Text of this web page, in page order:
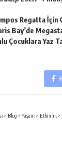
Regatta İçin
Bay’de
Çocuklara Yaz
> Blog >Yaşam > Etkinlik >